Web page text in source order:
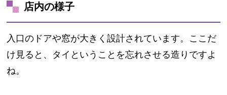
店内の様子
入口のドアや窓が大きく設計されています。ここだ
け見ると、タイということを忘れさせる造りですよ
ね。